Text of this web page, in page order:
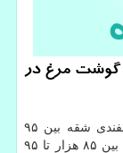
گوشت مرغ در
امروز (دوشنبه) قیمت هر كیلوگرم گوشت گوسفندی شقه بین ۹۵
هزار تا ۱۱۰ هزار تومان، گوشت گوساله مخلوط بین ۸۵ هزار تا ۹۵